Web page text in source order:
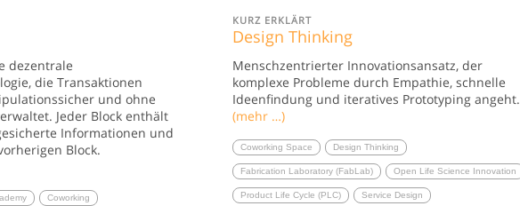
dezentrale
die Transaktionen
und ohne
Jeder Block enthält
Informationen und
Block.
Coworking
KURZ ERKLÄRT
Design Thinking
Menschzentrierter Innovationsansatz, der
komplexe Probleme durch Empathie, schnelle
Ideenfindung und iteratives Prototyping angeht.
(mehr …)
Coworking Space Design Thinking
Fabrication Laboratory (FabLab) Open Life Science Innovation
Product Life Cycle (PLC) Service Design